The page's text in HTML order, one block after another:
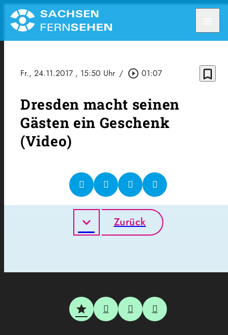
Fr., 24.11.2017 , 15:50 Uhr / play_circle_outline 01:07 bookmark_border
Dresden macht seinen
Gästen ein Geschenk
(Video)
Zurück